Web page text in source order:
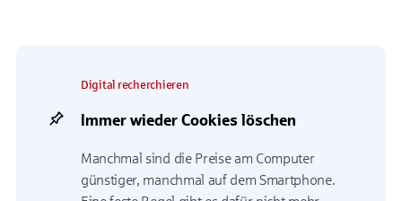
Digital recherchieren
Immer wieder Cookies löschen
Manchmal sind die Preise am Computer
günstiger, manchmal auf dem Smartphone.